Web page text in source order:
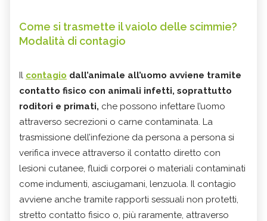
Come si trasmette il vaiolo delle scimmie?
Modalità di contagio
Il contagio dall’animale all’uomo avviene tramite
contatto fisico con animali infetti, soprattutto
roditori e primati, che possono infettare l’uomo
attraverso secrezioni o carne contaminata. La
trasmissione dell’infezione da persona a persona si
verifica invece attraverso il contatto diretto con
lesioni cutanee, fluidi corporei o materiali contaminati
come indumenti, asciugamani, lenzuola. Il contagio
avviene anche tramite rapporti sessuali non protetti,
stretto contatto fisico o, più raramente, attraverso